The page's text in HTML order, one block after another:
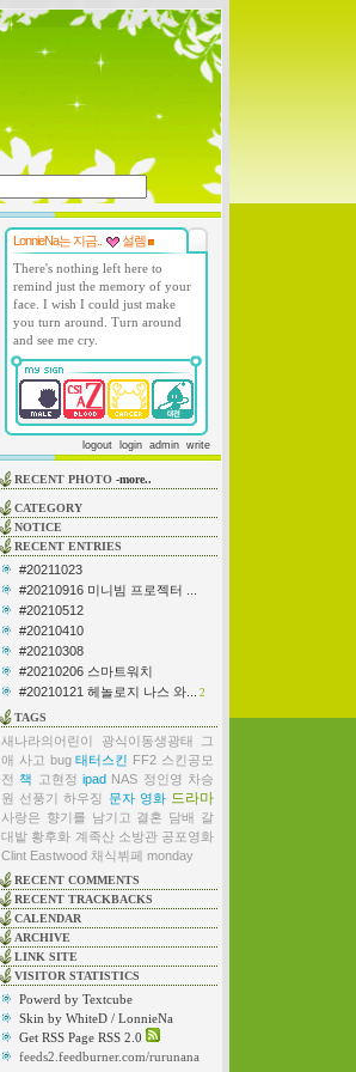
LonnieNa는 지금..
설렘
There's nothing left here to
remind just the memory of your
face. I wish I could just make
you turn around. Turn around
and see me cry.
logout login admin write
RECENT PHOTO -more..
CATEGORY
NOTICE
RECENT ENTRIES
#20211023
#20210916 미니빔 프로젝터 ...
#20210512
#20210410
#20210308
#20210206 스마트워치
#20210121 헤놀로지 나스 와...
2
TAGS
새나라의어린이 광식이동생광태
그
애 사고 bug 태터스킨 FF2 스킨공모
전 책 고현정 ipad NAS 정인영 차승
원 선풍기 하우징 문자 영화 드라마
사랑은 향기를 남기고 결혼 담배 갈
대밭 황후화 계족산 소방관 공포영화
Clint Eastwood 채식뷔페 monday
RECENT COMMENTS
RECENT TRACKBACKS
CALENDAR
ARCHIVE
LINK SITE
VISITOR STATISTICS
Powerd by Textcube
Skin by WhiteD / LonnieNa
Get RSS Page RSS 2.0
feeds2.feedburner.com/rurunana